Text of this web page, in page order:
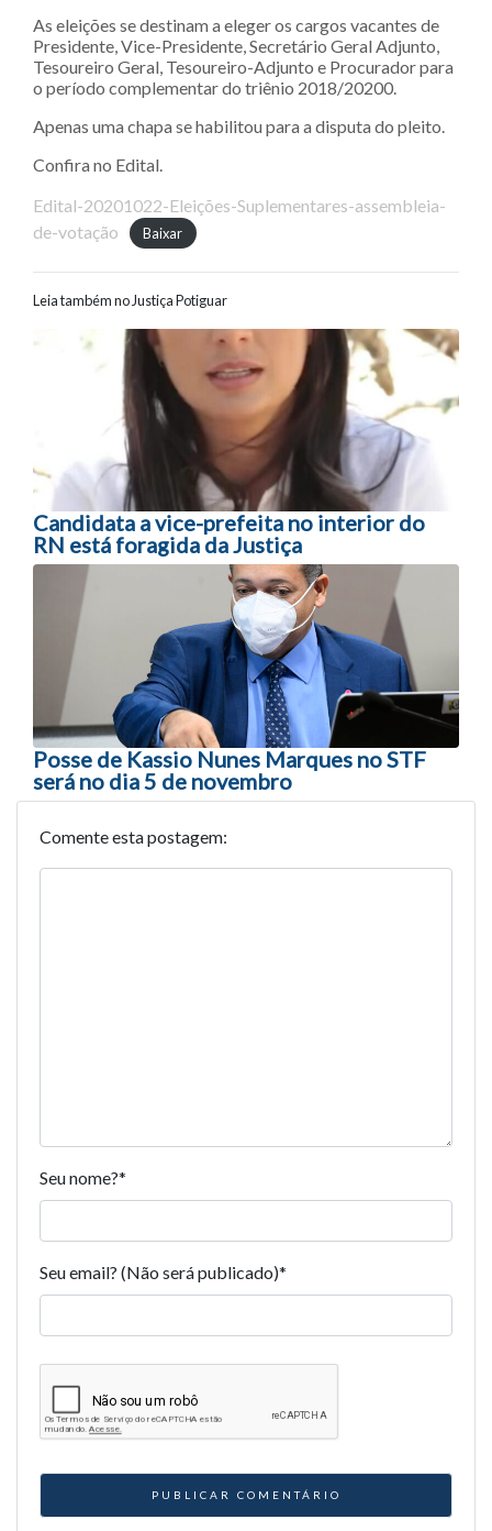
As eleições se destinam a eleger os cargos vacantes de
Presidente, Vice-Presidente, Secretário Geral Adjunto,
Tesoureiro Geral, Tesoureiro-Adjunto e Procurador para
o período complementar do triênio 2018/20200.
Apenas uma chapa se habilitou para a disputa do pleito.
Confira no Edital.
Edital-20201022-Eleições-Suplementares-assembleia-
de-votação
Baixar
Leia também no Justiça Potiguar
Navegação entre posts
Candidata a vice-prefeita no interior do
RN está foragida da Justiça
Posse de Kassio Nunes Marques no STF
será no dia 5 de novembro
Comente esta postagem:
Seu nome?*
Seu email? (Não será publicado)*